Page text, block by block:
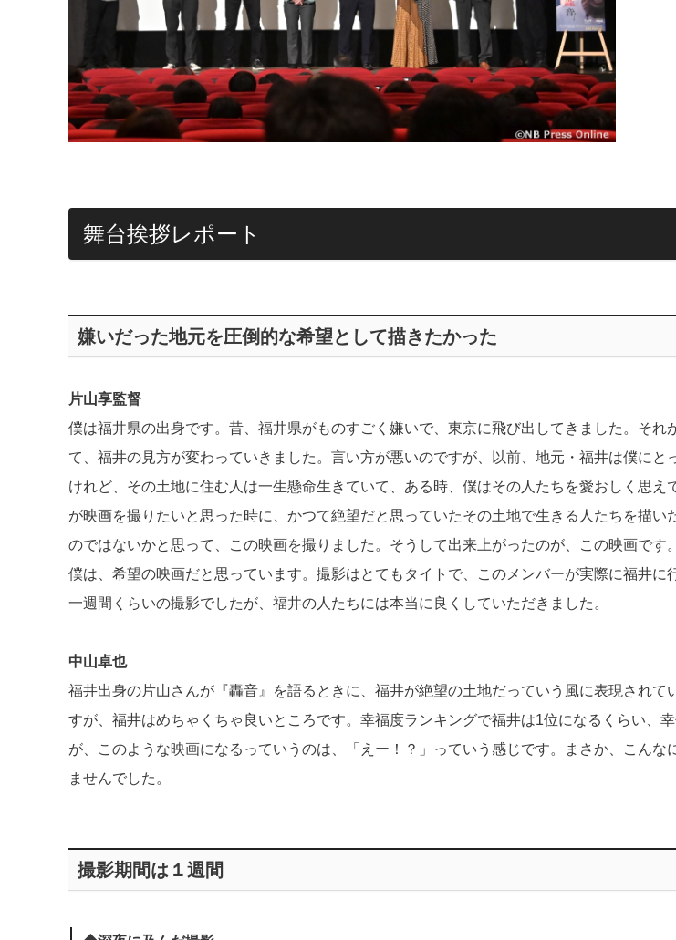
舞台挨拶レポート
嫌いだった地元を圧倒的な希望として描きたかった
片山享監督
僕は福井県の出身です。昔、福井県がものすごく嫌いで、東京に飛び出してきました。それ
て、福井の見方が変わっていきました。言い方が悪いのですが、以前、地元・福井は僕にと
けれど、その土地に住む人は一生懸命生きていて、ある時、僕はその人たちを愛おしく思え
が映画を撮りたいと思った時に、かつて絶望だと思っていたその土地で生きる人たちを描い
のではないかと思って、この映画を撮りました。そうして出来上がったのが、この映画です。
僕は、希望の映画だと思っています。撮影はとてもタイトで、このメンバーが実際に福井に
一週間くらいの撮影でしたが、福井の人たちには本当に良くしていただきました。
中山卓也
福井出身の片山さんが『轟音』を語るときに、福井が絶望の土地だっていう風に表現されて
すが、福井はめちゃくちゃ良いところです。幸福度ランキングで福井は1位になるくらい、
が、このような映画になるっていうのは、「えー！？」っていう感じです。まさか、こんな
ませんでした。
撮影期間は１週間